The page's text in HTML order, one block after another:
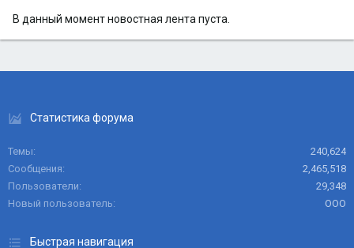
В данный момент новостная лента пуста.
Статистика форума
Темы
240,624
Сообщения
2,465,518
Пользователи
29,348
Новый пользователь
ООО
Быстрая навигация